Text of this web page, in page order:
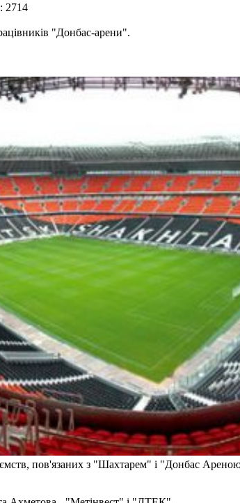
2714
"Донбас-арени".
пов'язаних з "Шахтарем" і "Донбас